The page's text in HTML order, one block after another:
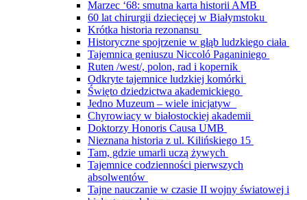
Marzec ‘68: smutna karta historii AMB
60 lat chirurgii dziecięcej w Białymstoku
Krótka historia rezonansu
Historyczne spojrzenie w głąb ludzkiego ciała
Tajemnica geniuszu Niccoló Paganiniego
Ruten /west/, polon, rad i kopernik
Odkryte tajemnice ludzkiej komórki
Święto dziedzictwa akademickiego
Jedno Muzeum – wiele inicjatyw
Chyrowiacy w białostockiej akademii
Doktorzy Honoris Causa UMB
Nieznana historia z ul. Kilińskiego 15
Tam, gdzie umarli uczą żywych
Tajemnice codzienności pierwszych
absolwentów
Tajne nauczanie w czasie II wojny światowej i